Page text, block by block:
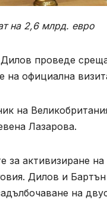
на 2,6 млрд. евро
проведе
на официална
на
Лазарова.
активизиране
Дилов и
на